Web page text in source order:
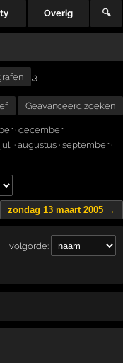
Overig 🔍
,3
Geavanceerd zoeken
· december
juli · augustus · september·
zondag 13 maart 2005 →
volgorde: